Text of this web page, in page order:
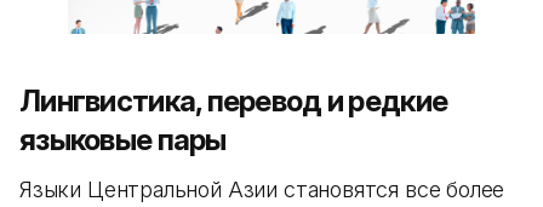
Лингвистика, перевод и редкие
языковые пары
Языки Центральной Азии становятся все более